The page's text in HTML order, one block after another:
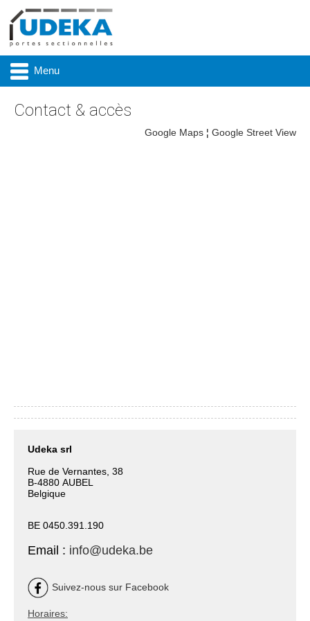
Menu
Contact & accès
Google Maps ¦ Google Street View
Udeka srl
Rue de Vernantes, 38
B-4880 AUBEL
Belgique
BE 0450.391.190
Email : info@udeka.be
Suivez-nous sur Facebook
Horaires: